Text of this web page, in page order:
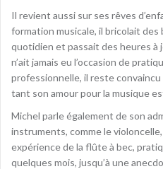
Il revient aussi sur ses rêves
formation musicale, il bricolait
quotidien et passait des heures à
n’ait jamais eu l’occasion de
professionnelle, il reste
tant son amour pour la musique
Michel parle également de son
instruments, comme le
expérience de la flûte à bec,
quelques mois, jusqu’à une